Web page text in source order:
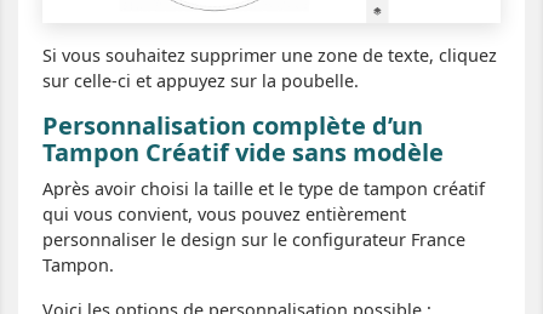
Si vous souhaitez supprimer une zone de texte, cliquez
sur celle-ci et appuyez sur la poubelle.
Personnalisation complète d’un
Tampon Créatif vide sans modèle
Après avoir choisi la taille et le type de tampon créatif
qui vous convient, vous pouvez entièrement
personnaliser le design sur le configurateur France
Tampon.